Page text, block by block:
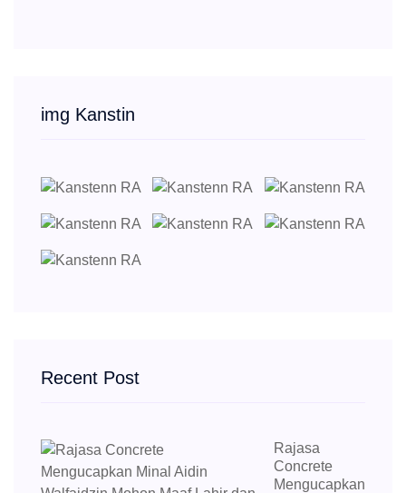
img Kanstin
Recent Post
Rajasa
Concrete
Mengucapkan